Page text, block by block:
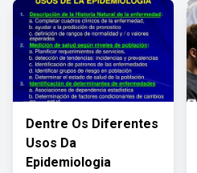
Dentre Os Diferentes
Usos Da
Epidemiologia